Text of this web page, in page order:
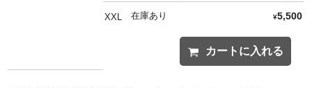
XXL 在庫あり ¥5,500
カートに入れる